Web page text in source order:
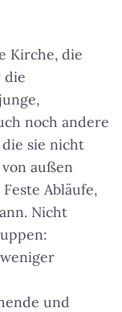
Kirche, die
die
noch andere
die sie nicht
außen
Abläufe,
Nicht
und